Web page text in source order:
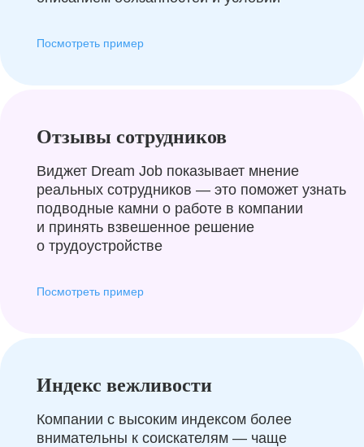
Посмотреть пример
Отзывы сотрудников
Виджет Dream Job показывает мнение
реальных сотрудников — это поможет узнать
подводные камни о работе в компании
и принять взвешенное решение
о трудоустройстве
Посмотреть пример
Индекс вежливости
Компании с высоким индексом более
внимательны к соискателям — чаще